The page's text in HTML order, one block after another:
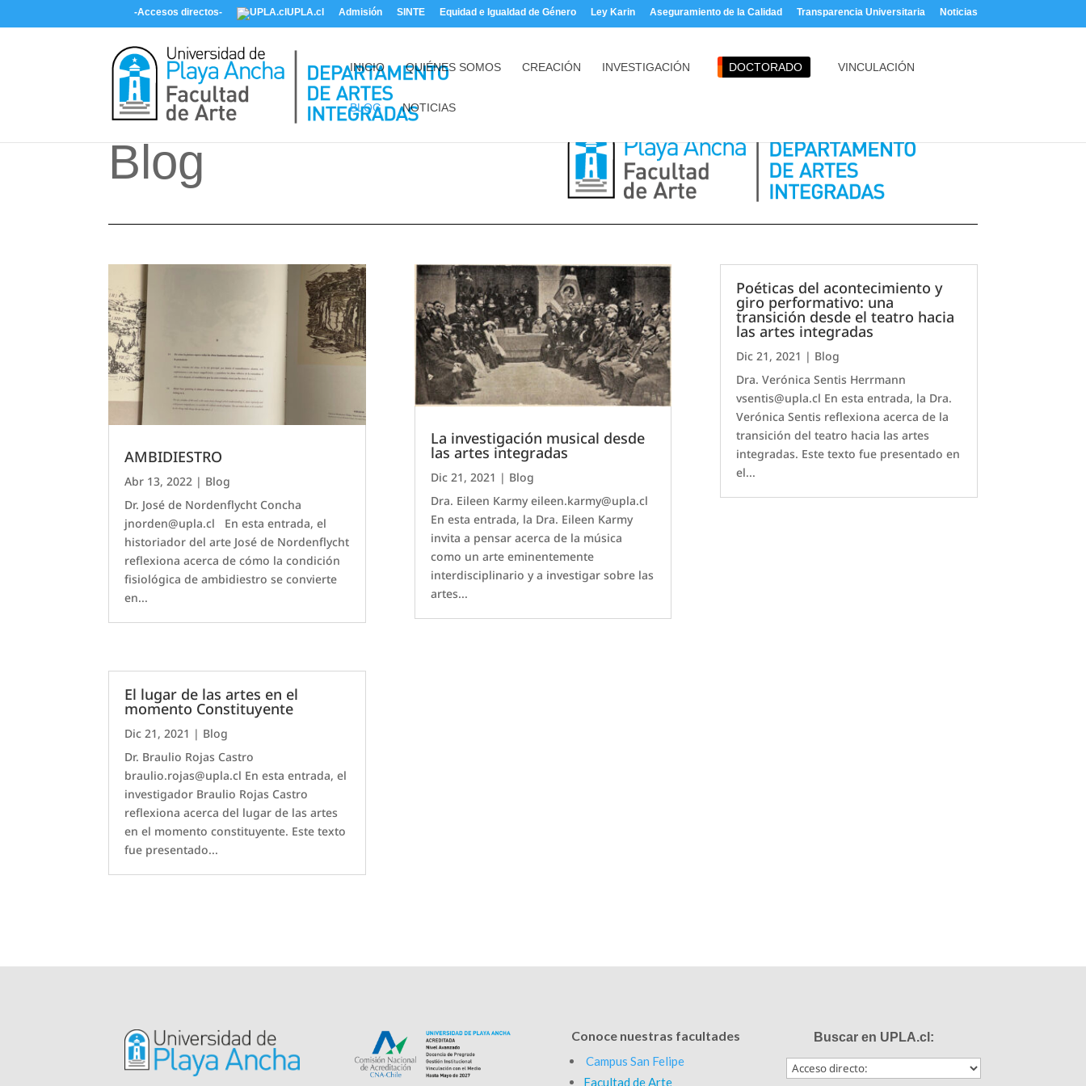
-Accesos directos- UPLA.cl Admisión SINTE Equidad e Igualdad de Género Ley Karin Aseguramiento de la Calidad Transparencia Universitaria Noticias
INICIO QUIÉNES SOMOS CREACIÓN INVESTIGACIÓN DOCTORADO VINCULACIÓN
BLOG NOTICIAS
Blog
AMBIDIESTRO
Abr 13, 2022 | Blog
Dr. José de Nordenflycht Concha
jnorden@upla.cl En esta entrada, el
historiador del arte José de Nordenflycht
reflexiona acerca de cómo la condición
fisiológica de ambidiestro se convierte
en...
El lugar de las artes en el
momento Constituyente
Dic 21, 2021 | Blog
Dr. Braulio Rojas Castro
braulio.rojas@upla.cl En esta entrada, el
investigador Braulio Rojas Castro
reflexiona acerca del lugar de las artes
en el momento constituyente. Este texto
fue presentado...
La investigación musical desde
las artes integradas
Dic 21, 2021 | Blog
Dra. Eileen Karmy eileen.karmy@upla.cl
En esta entrada, la Dra. Eileen Karmy
invita a pensar acerca de la música
como un arte eminentemente
interdisciplinario y a investigar sobre las
artes...
Poéticas del acontecimiento y
giro performativo: una
transición desde el teatro hacia
las artes integradas
Dic 21, 2021 | Blog
Dra. Verónica Sentis Herrmann
vsentis@upla.cl En esta entrada, la Dra.
Verónica Sentis reflexiona acerca de la
transición del teatro hacia las artes
integradas. Este texto fue presentado en
el...
Conoce nuestras facultades
Campus San Felipe
Facultad de Arte
Buscar en UPLA.cl: